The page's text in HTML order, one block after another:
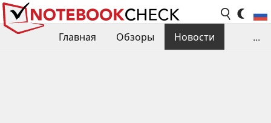
Главная Обзоры
Новости
...